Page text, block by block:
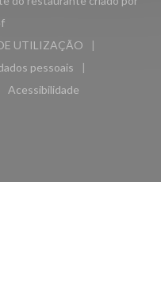
((abre numa nova janela))
UTILIZAÇÃO
((abre numa nova janela))
pessoais
numa nova janela))
nova janela))
Acessibilidade